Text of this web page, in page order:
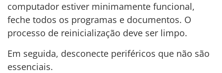
computador estiver minimamente funcional,
feche todos os programas e documentos. O
processo de reinicialização deve ser limpo.
Em seguida, desconecte periféricos que não são
essenciais.